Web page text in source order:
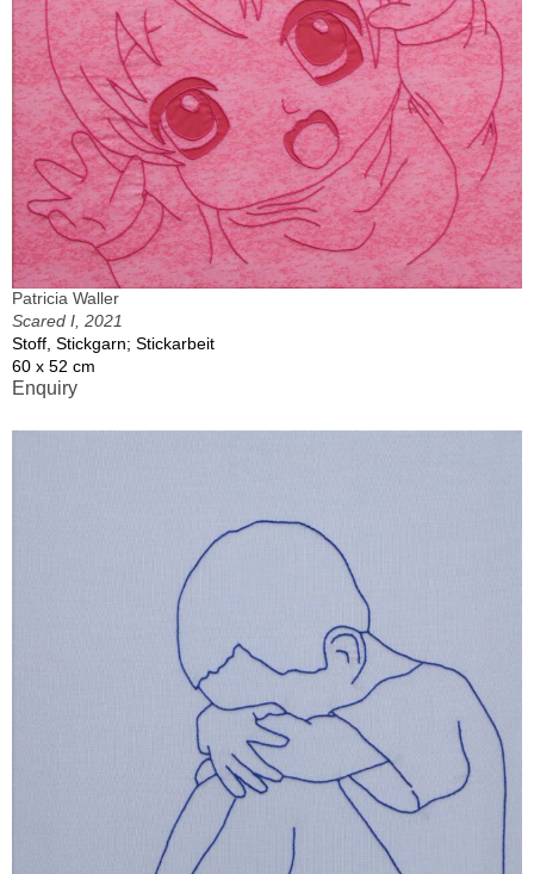
Patricia Waller
Scared I, 2021
Stoff, Stickgarn; Stickarbeit
60 x 52 cm
Enquiry